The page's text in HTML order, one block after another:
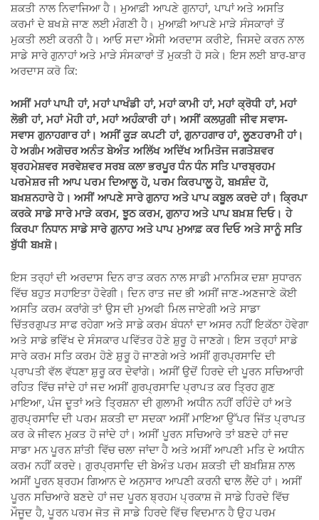
ਸ਼ਕਤੀ ਨਾਲ ਨਿਵਾਜਿਆ ਹੈ। ਮੁਆਫ਼ੀ ਆਪਣੇ ਗੁਨਾਹਾਂ, ਪਾਪਾਂ ਅਤੇ ਅਸਤਿ
ਕਰਮਾਂ ਦੇ ਬਖਸ਼ੇ ਜਾਣ ਲਈ ਮੰਗਣੀ ਹੈ। ਮੁਆਫ਼ੀ ਆਪਣੇ ਮਾੜੇ ਸੰਸਕਾਰਾਂ ਤੋਂ
ਮੁਕਤੀ ਲਈ ਕਰਨੀ ਹੈ। ਆਓ ਸਦਾ ਐਸੀ ਅਰਦਾਸ ਕਰੀਏ, ਜਿਸਦੇ ਕਰਨ ਨਾਲ
ਸਾਡੇ ਸਾਰੇ ਗੁਨਾਹਾਂ ਅਤੇ ਮਾੜੇ ਸੰਸਕਾਰਾਂ ਤੋਂ ਮੁਕਤੀ ਹੋ ਸਕੇ। ਇਸ ਲਈ ਬਾਰ-ਬਾਰ
ਅਰਦਾਸ ਕਰੋ ਕਿ:
ਅਸੀਂ ਮਹਾਂ ਪਾਪੀ ਹਾਂ, ਮਹਾਂ ਪਾਖੰਡੀ ਹਾਂ, ਮਹਾਂ ਕਾਮੀ ਹਾਂ, ਮਹਾਂ ਕ੍ਰੋਧੀ ਹਾਂ, ਮਹਾਂ
ਲੋਭੀ ਹਾਂ, ਮਹਾਂ ਮੋਹੀ ਹਾਂ, ਮਹਾਂ ਅਹੰਕਾਰੀ ਹਾਂ।ਅਸੀਂ ਕਲਯੁਗੀ ਜੀਵ ਸਵਾਸ-
ਸਵਾਸ ਗੁਨਾਹਗਾਰ ਹਾਂ। ਅਸੀਂ ਕੂੜ ਕਪਟੀ ਹਾਂ, ਗੁਨਾਹਗਾਰ ਹਾਂ, ਲੂਣਹਰਾਮੀ ਹਾਂ।
ਹੇ ਅਗੰਮ ਅਗੋਚਰ ਅਨੰਤ ਬੇਅੰਤ ਅਲਿੱਖ ਅਦਿੱਖ ਅਮਿਤੋਜ ਜਗਤੇਸ਼ਵਰ
ਬ੍ਰਹਮੇਸ਼ਵਰ ਸਰਵੇਸ਼ਵਰ ਸਰਬ ਕਲਾ ਭਰਪੂਰ ਧੰਨ ਧੰਨ ਸਤਿ ਪਾਰਬ੍ਰਹਮ
ਪਰਮੇਸ਼ਰ ਜੀ ਆਪ ਪਰਮ ਦਿਆਲੂ ਹੋ, ਪਰਮ ਕਿਰਪਾਲੂ ਹੋ, ਬਖ਼ਸ਼ੰਦ ਹੋ,
ਬਖ਼ਸ਼ਨਹਾਰੇ ਹੋ।ਅਸੀਂ ਆਪਣੇ ਸਾਰੇ ਗੁਨਾਹ ਅਤੇ ਪਾਪ ਕਬੂਲ ਕਰਦੇ ਹਾਂ।ਕ੍ਰਿਪਾ
ਕਰਕੇ ਸਾਡੇ ਸਾਰੇ ਮਾੜੇ ਕਰਮ, ਝੂਠ ਕਰਮ, ਗੁਨਾਹ ਅਤੇ ਪਾਪ ਬਖ਼ਸ਼ ਦਿਓ।ਹੇ
ਕਿਰਪਾ ਨਿਧਾਨ ਸਾਡੇ ਸਾਰੇ ਗੁਨਾਹ ਅਤੇ ਪਾਪ ਮੁਆਫ਼ ਕਰ ਦਿਓ ਅਤੇ ਸਾਨੂੰ ਸਤਿ
ਬੁੱਧੀ ਬਖ਼ਸ਼ੋ।
ਇਸ ਤਰ੍ਹਾਂ ਦੀ ਅਰਦਾਸ ਦਿਨ ਰਾਤ ਕਰਨ ਨਾਲ ਸਾਡੀ ਮਾਨਸਿਕ ਦਸ਼ਾ ਸੁਧਾਰਨ
ਵਿੱਚ ਬਹੁਤ ਸਹਾਇਤਾ ਹੋਵੇਗੀ। ਦਿਨ ਰਾਤ ਜਦ ਭੀ ਅਸੀਂ ਜਾਣ-ਅਣਜਾਣੇ ਕੋਈ
ਅਸਤਿ ਕਰਮ ਕਰਾਂਗੇ ਤਾਂ ਉਸ ਦੀ ਮੁਅਫੀ ਮਿਲ ਜਾਏਗੀ ਅਤੇ ਸਾਡਾ
ਚਿੱਤਰਗੁਪਤ ਸਾਫ ਰਹੇਗਾ ਅਤੇ ਸਾਡੇ ਕਰਮ ਬੰਧਨਾਂ ਦਾ ਅਸਰ ਨਹੀਂ ਇਕੱਠਾ ਹੋਵੇਗਾ
ਅਤੇ ਸਾਡੇ ਭਵਿੱਖ ਦੇ ਸੰਸਕਾਰ ਪਵਿੱਤਰ ਹੋਣੇ ਸ਼ੁਰੂ ਹੋ ਜਾਣਗੇ। ਇਸ ਤਰ੍ਹਾਂ ਸਾਡੇ
ਸਾਰੇ ਕਰਮ ਸਤਿ ਕਰਮ ਹੋਣੇ ਸ਼ੁਰੂ ਹੋ ਜਾਣਗੇ ਅਤੇ ਅਸੀਂ ਗੁਰਪ੍ਰਸਾਦਿ ਦੀ
ਪ੍ਰਾਪਤੀ ਵੱਲ ਵੱਧਣਾ ਸ਼ੁਰੂ ਕਰ ਦੇਵਾਂਗੇ। ਅਸੀਂ ਉਦੋਂ ਹਿਰਦੇ ਦੀ ਪੂਰਨ ਸਚਿਆਰੀ
ਰਹਿਤ ਵਿੱਚ ਜਾਂਦੇ ਹਾਂ ਜਦ ਅਸੀਂ ਗੁਰਪ੍ਰਸਾਦਿ ਪ੍ਰਾਪਤ ਕਰ ਤ੍ਰਿਹ ਗੁਣ
ਮਾਇਆ, ਪੰਜ ਦੂਤਾਂ ਅਤੇ ਤ੍ਰਿਸ਼ਨਾ ਦੀ ਗੁਲਾਮੀ ਅਧੀਨ ਨਹੀਂ ਰਹਿੰਦੇ ਹਾਂ ਅਤੇ
ਗੁਰਪ੍ਰਸਾਦਿ ਦੀ ਪਰਮ ਸ਼ਕਤੀ ਦਾ ਸਦਕਾ ਅਸੀਂ ਮਾਇਆ ਉੱਪਰ ਜਿੱਤ ਪ੍ਰਾਪਤ
ਕਰ ਕੇ ਜੀਵਨ ਮੁਕਤ ਹੋ ਜਾਂਦੇ ਹਾਂ। ਅਸੀਂ ਪੂਰਨ ਸਚਿਆਰੇ ਤਾਂ ਬਣਦੇ ਹਾਂ ਜਦ
ਸਾਡਾ ਮਨ ਪੂਰਨ ਸ਼ਾਂਤੀ ਵਿੱਚ ਚਲਾ ਜਾਂਦਾ ਹੈ ਅਤੇ ਅਸੀਂ ਆਪਣੀ ਮਤਿ ਦੇ ਅਧੀਨ
ਕਰਮ ਨਹੀਂ ਕਰਦੇ। ਗੁਰਪ੍ਰਸਾਦਿ ਦੀ ਬੇਅੰਤ ਪਰਮ ਸ਼ਕਤੀ ਦੀ ਬਖ਼ਸ਼ਿਸ਼ ਨਾਲ
ਅਸੀਂ ਪੂਰਨ ਬ੍ਰਹਮ ਗਿਆਨ ਦੇ ਅਨੁਸਾਰ ਆਪਣੀ ਕਰਨੀ ਢਾਲ ਲੈਂਦੇ ਹਾਂ। ਅਸੀਂ
ਪੂਰਨ ਸਚਿਆਰੇ ਬਣਦੇ ਹਾਂ ਜਦ ਪੂਰਨ ਬ੍ਰਹਮ ਪ੍ਰਕਾਸ਼ ਜੋ ਸਾਡੇ ਹਿਰਦੇ ਵਿੱਚ
ਮੌਜੂਦ ਹੈ, ਪੂਰਨ ਪਰਮ ਜੋਤ ਜੋ ਸਾਡੇ ਹਿਰਦੇ ਵਿੱਚ ਵਿਦਮਾਨ ਹੈ ਉਹ ਪਰਮ